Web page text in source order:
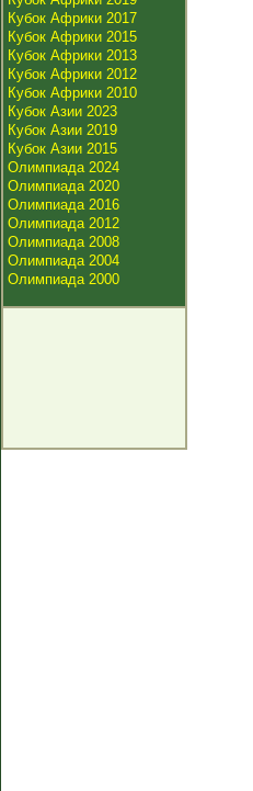
Кубок Африки 2017
Кубок Африки 2015
Кубок Африки 2013
Кубок Африки 2012
Кубок Африки 2010
Кубок Азии 2023
Кубок Азии 2019
Кубок Азии 2015
Олимпиада 2024
Олимпиада 2020
Олимпиада 2016
Олимпиада 2012
Олимпиада 2008
Олимпиада 2004
Олимпиада 2000